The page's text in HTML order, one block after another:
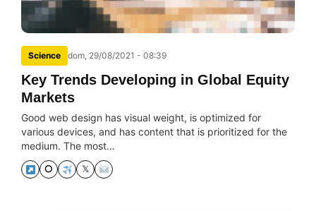
Science dom, 29/08/2021 - 08:39
Key Trends Developing in Global Equity
Markets
Good web design has visual weight, is optimized for
various devices, and has content that is prioritized for the
medium. The most…
⭘ 𝕏